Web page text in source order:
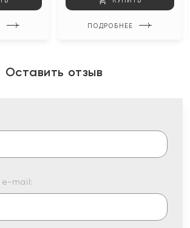
ПОДРОБНЕЕ
Оставить отзыв
mail: